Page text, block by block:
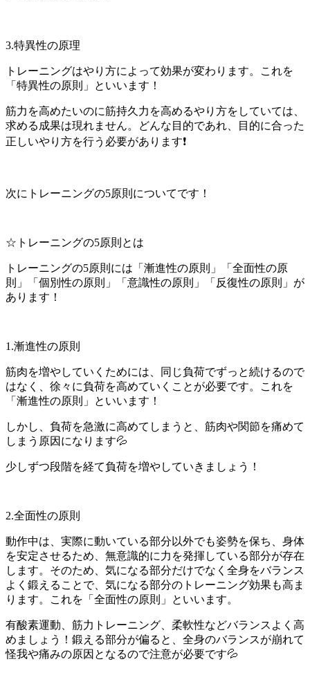
3.特異性の原理
トレーニングはやり方によって効果が変わります。これを
「特異性の原則」といいます！
筋力を高めたいのに筋持久力を高めるやり方をしていては、
求める成果は現れません。どんな目的であれ、目的に合った
正しいやり方を行う必要があります❗
次にトレーニングの5原則についてです！
☆トレーニングの5原則とは
トレーニングの5原則には「漸進性の原則」「全面性の原
則」「個別性の原則」「意識性の原則」「反復性の原則」が
あります！
1.漸進性の原則
筋肉を増やしていくためには、同じ負荷でずっと続けるので
はなく、徐々に負荷を高めていくことが必要です。これを
「漸進性の原則」といいます！
しかし、負荷を急激に高めてしまうと、筋肉や関節を痛めて
しまう原因になります💦
少しずつ段階を経て負荷を増やしていきましょう！
2.全面性の原則
動作中は、実際に動いている部分以外でも姿勢を保ち、身体
を安定させるため、無意識的に力を発揮している部分が存在
します。そのため、気になる部分だけでなく全身をバランス
よく鍛えることで、気になる部分のトレーニング効果も高ま
ります。これを「全面性の原則」といいます。
有酸素運動、筋力トレーニング、柔軟性などバランスよく高
めましょう！鍛える部分が偏ると、全身のバランスが崩れて
怪我や痛みの原因となるので注意が必要です💦